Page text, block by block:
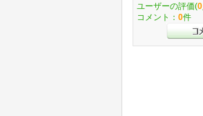
ユーザーの評価(0
コメント： 0件